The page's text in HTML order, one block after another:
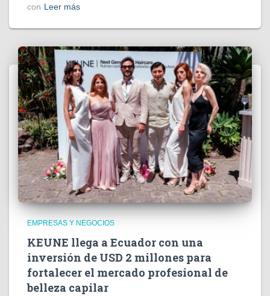
con Leer más
EMPRESAS Y NEGOCIOS
KEUNE llega a Ecuador con una
inversión de USD 2 millones para
fortalecer el mercado profesional de
belleza capilar